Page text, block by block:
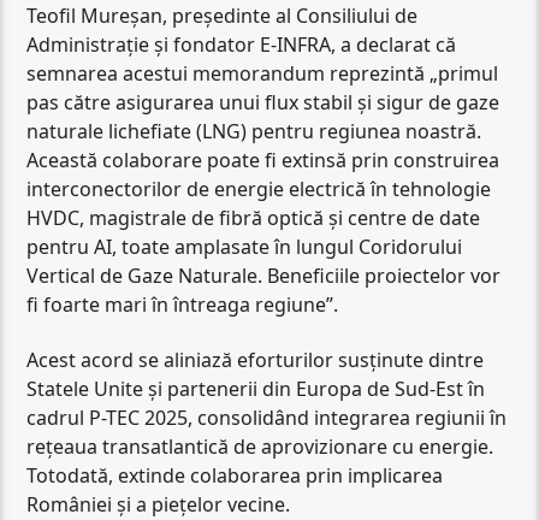
Teofil Mureșan, președinte al Consiliului de
Administrație și fondator E-INFRA, a declarat că
semnarea acestui memorandum reprezintă „primul
pas către asigurarea unui flux stabil și sigur de gaze
naturale lichefiate (LNG) pentru regiunea noastră.
Această colaborare poate fi extinsă prin construirea
interconectorilor de energie electrică în tehnologie
HVDC, magistrale de fibră optică și centre de date
pentru AI, toate amplasate în lungul Coridorului
Vertical de Gaze Naturale. Beneficiile proiectelor vor
fi foarte mari în întreaga regiune”.
Acest acord se aliniază eforturilor susținute dintre
Statele Unite și partenerii din Europa de Sud-Est în
cadrul P-TEC 2025, consolidând integrarea regiunii în
rețeaua transatlantică de aprovizionare cu energie.
Totodată, extinde colaborarea prin implicarea
României și a piețelor vecine.